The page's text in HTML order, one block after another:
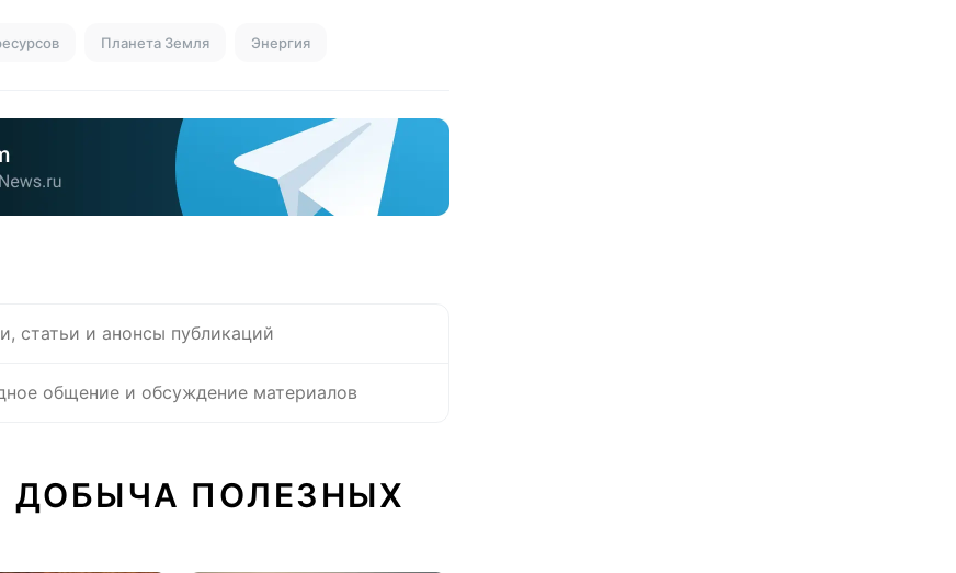
Планета Земля Энергия
статьи и анонсы публикаций
общение и обсуждение материалов
ДОБЫЧА ПОЛЕЗНЫХ